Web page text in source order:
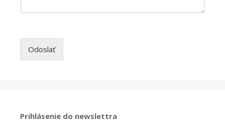
Odoslať
Prihlásenie do newslettra